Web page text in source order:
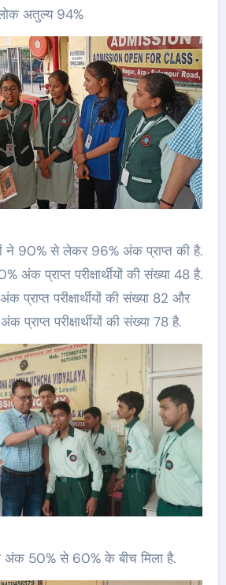
अतुल्य 94%
ने 90% से लेकर 96% अंक प्राप्त की है.
प्राप्त परीक्षार्थीयों की संख्या 48 है.
परीक्षार्थीयों की संख्या 82 और
परीक्षार्थीयों की संख्या 78 है.
का अंक 50% से 60% के बीच मिला है.